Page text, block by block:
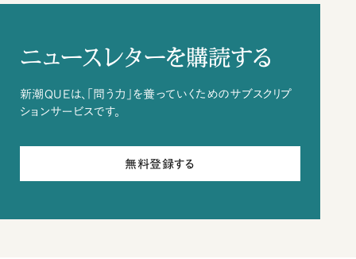
ニュースレターを購読する
新潮QUEは、「問う力」を養っていくためのサブスクリプ
ションサービスです。
無料登録する